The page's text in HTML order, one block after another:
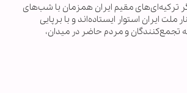
ترکیه‌ای‌های مقیم ایران همزمان با شب‌های
ملت ایران استوار ایستاده‌اند و با برپایی
و مردم حاضر در میدان،